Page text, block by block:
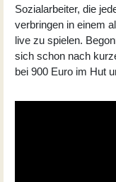
Sozialarbeiter, die
verbringen in einem
live zu spielen.
sich schon nach
bei 900 Euro im Hut